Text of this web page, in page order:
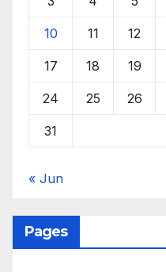
10 11 12
17 18 19
24 25 26
31
« Jun
Pages